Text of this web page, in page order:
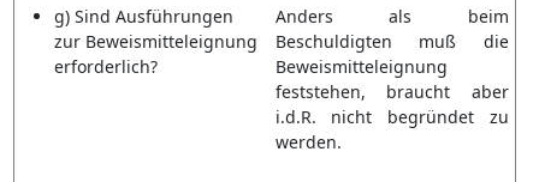
g) Sind Ausführungen
zur Beweismitteleignung
erforderlich?
Anders als beim
Beschuldigten muß die
Beweismitteleignung
feststehen, braucht aber
i.d.R. nicht begründet zu
werden.